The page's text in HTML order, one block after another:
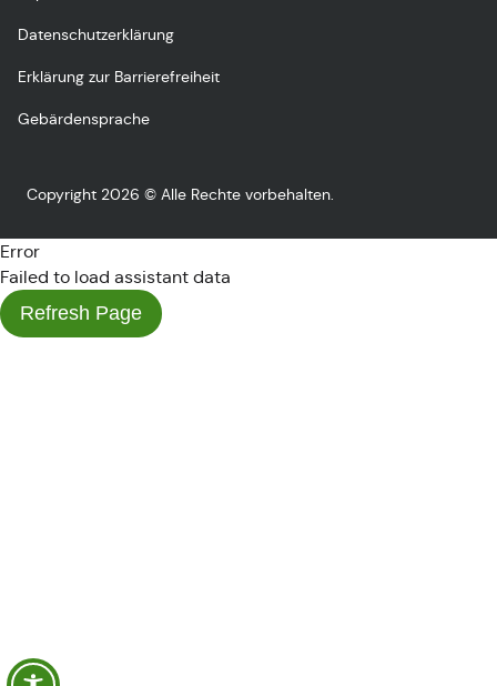
Datenschutzerklärung
Erklärung zur Barrierefreiheit
Gebärdensprache
Copyright 2026 © Alle Rechte vorbehalten.
Error
Failed to load assistant data
Refresh Page